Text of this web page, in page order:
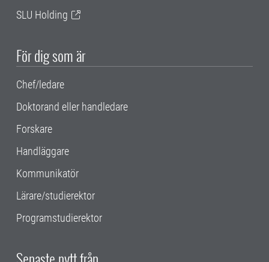
SLU Holding
För dig som är
Chef/ledare
Doktorand eller handledare
Forskare
Handläggare
Kommunikatör
Lärare/studierektor
Programstudierektor